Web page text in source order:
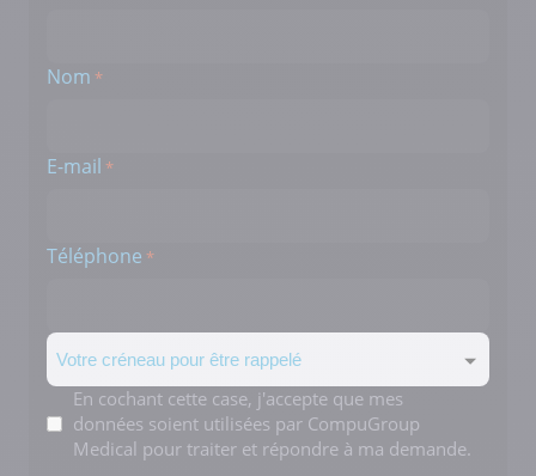
Nom *
E-mail *
Téléphone *
Créneau
Mentions
*
En cochant cette case, j'accepte que mes
données soient utilisées par CompuGroup
Medical pour traiter et répondre à ma demande.